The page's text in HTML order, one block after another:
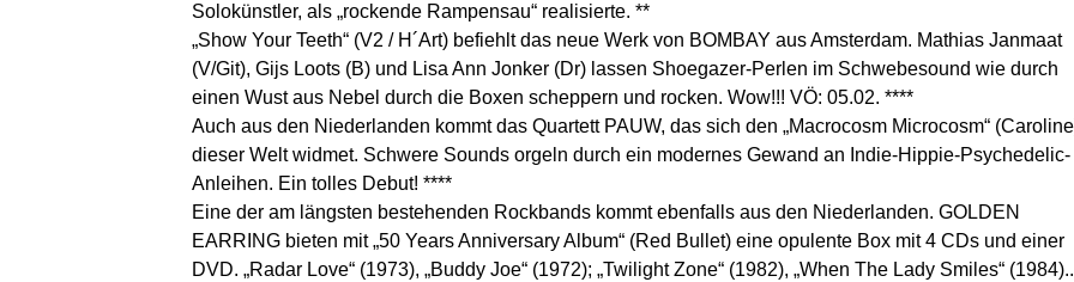
Solokünstler, als „rockende Rampensau“ realisierte. **
„Show Your Teeth“ (V2 / H´Art) befiehlt das neue Werk von BOMBAY aus Amsterdam. Mathias Janmaat
(V/Git), Gijs Loots (B) und Lisa Ann Jonker (Dr) lassen Shoegazer-Perlen im Schwebesound wie durch
einen Wust aus Nebel durch die Boxen scheppern und rocken. Wow!!! VÖ: 05.02. ****
Auch aus den Niederlanden kommt das Quartett PAUW, das sich den „Macrocosm Microcosm“
dieser Welt widmet. Schwere Sounds orgeln durch ein modernes Gewand an Indie-Hippie-Psychedelic-
Anleihen. Ein tolles Debut! ****
Eine der am längsten bestehenden Rockbands kommt ebenfalls aus den Niederlanden. GOLDEN
EARRING bieten mit „50 Years Anniversary Album“ (Red Bullet) eine opulente Box mit 4 CDs und einer
DVD. „Radar Love“ (1973), „Buddy Joe“ (1972); „Twilight Zone“ (1982), „When The Lady Smiles“